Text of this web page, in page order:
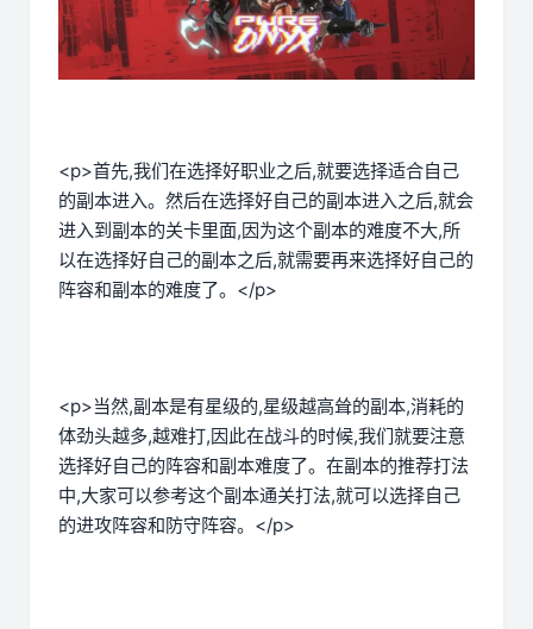
<p>首先,我们在选择好职业之后,就要选择适合自己
的副本进入。然后在选择好自己的副本进入之后,就会
进入到副本的关卡里面,因为这个副本的难度不大,所
以在选择好自己的副本之后,就需要再来选择好自己的
阵容和副本的难度了。</p>
<p>当然,副本是有星级的,星级越高耸的副本,消耗的
体劲头越多,越难打,因此在战斗的时候,我们就要注意
选择好自己的阵容和副本难度了。在副本的推荐打法
中,大家可以参考这个副本通关打法,就可以选择自己
的进攻阵容和防守阵容。</p>